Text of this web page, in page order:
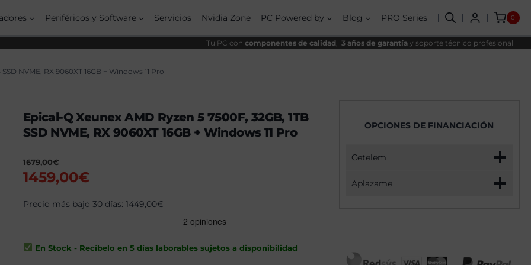
Periféricos y Software Servicios Nvidia Zone PC Powered by Blog PRO Series 0
Tu PC con componentes de calidad, 3 años de garantía y soporte técnico profesional
NVME, RX 9060XT 16GB + Windows 11 Pro
Epical-Q Xeunex AMD Ryzen 5 7500F, 32GB, 1TB
SSD NVME, RX 9060XT 16GB + Windows 11 Pro
1679,00€
El
original
1459,00€El
actual
Precio más bajo 30 días: 1449,00€
En Stock - Recíbelo en 5 días laborables sujetos a disponibilidad
OPCIONES DE FINANCIACIÓN
Cetelem
Aplazame
era:
1679,00€.
es:
1459,00€.
5
32GB,
1TB